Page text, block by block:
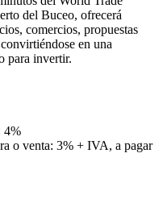
del Buceo, ofrecerá
comercios, propuestas
en una
para invertir.
4%
o venta: 3% + IVA, a pagar